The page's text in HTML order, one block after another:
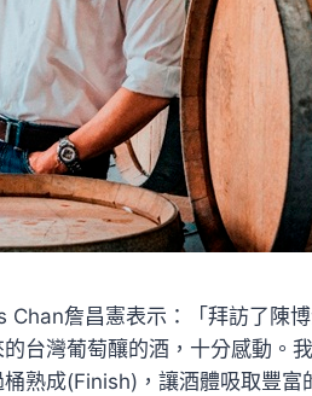
詹昌憲表示：「拜訪了陳
台灣葡萄釀的酒，十分感動。
熟成(Finish)，讓酒體吸取豐富